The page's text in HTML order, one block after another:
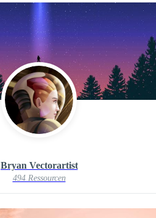
Bryan Vectorartist
494 Ressourcen